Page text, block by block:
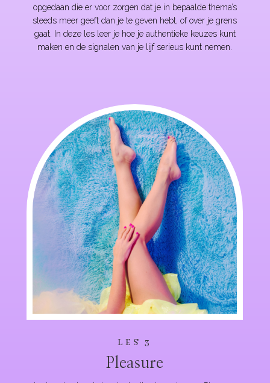
opgedaan die er voor zorgen dat je in bepaalde thema’s
steeds meer geeft dan je te geven hebt, of over je grens
gaat. In deze les leer je hoe je authentieke keuzes kunt
maken en de signalen van je lijf serieus kunt nemen.
LES 3
Pleasure